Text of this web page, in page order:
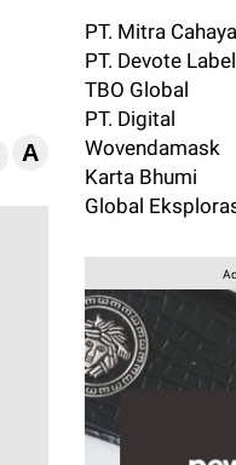
A
PT. Mitra
PT. Devote
TBO Global
PT. Digital
Wovendamask
Karta Bhumi
Global